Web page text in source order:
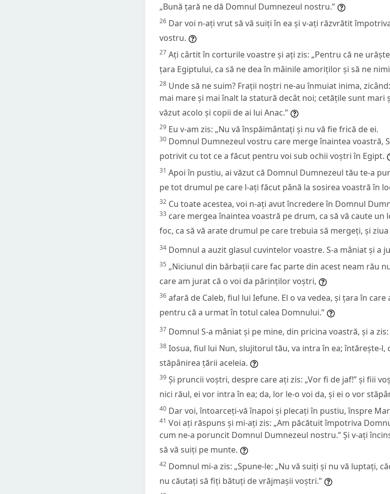
„Bună țară ne dă Domnul Dumnezeul nostru.”
26 Dar voi n-ați vrut să vă suiți în ea și v-ați răzvrătit
vostru.
27 Ați cârtit în corturile voastre și ați zis: „Pentru că ne
țara Egiptului, ca să ne dea în mâinile amoriților și să ne
28 Unde să ne suim? Frații noștri ne-au înmuiat inima,
mai mare și mai înalt la statură decât noi; cetățile sunt mari
văzut acolo și copii de ai lui Anac.”
29 Eu v-am zis: „Nu vă înspăimântați și nu vă fie frică de ei.
30 Domnul Dumnezeul vostru care merge înaintea voastră,
potrivit cu tot ce a făcut pentru voi sub ochii voștri în Egipt.
31 Apoi în pustiu, ai văzut că Domnul Dumnezeul tău te-a
pe tot drumul pe care l-ați făcut până la sosirea voastră în
32 Cu toate acestea, voi n-ați avut încredere în Domnul
33 care mergea înaintea voastră pe drum, ca să vă caute
foc, ca să vă arate drumul pe care trebuia să mergeți, și
34 Domnul a auzit glasul cuvintelor voastre. S-a mâniat și a
35 „Niciunul din bărbații care fac parte din acest neam rău
care am jurat că o voi da părinților voștri,
36 afară de Caleb, fiul lui Iefune. El o va vedea, și țara în
pentru că a urmat în totul calea Domnului.”
37 Domnul S-a mâniat și pe mine, din pricina voastră, și a
38 Iosua, fiul lui Nun, slujitorul tău, va intra în ea; întărește-l,
stăpânirea țării aceleia.
39 Și pruncii voștri, despre care ați zis: „Vor fi de jaf!” și fiii
nici răul, ei vor intra în ea; da, lor le-o voi da, și ei o vor
40 Dar voi, întoarceți-vă înapoi și plecați în pustiu, înspre
41 Voi ați răspuns și mi-ați zis: „Am păcătuit împotriva
cum ne-a poruncit Domnul Dumnezeul nostru.” Și v-ați
să vă suiți pe munte.
42 Domnul mi-a zis: „Spune-le: „Nu vă suiți și nu vă luptați,
nu căutați să fiți bătuți de vrăjmașii voștri.”